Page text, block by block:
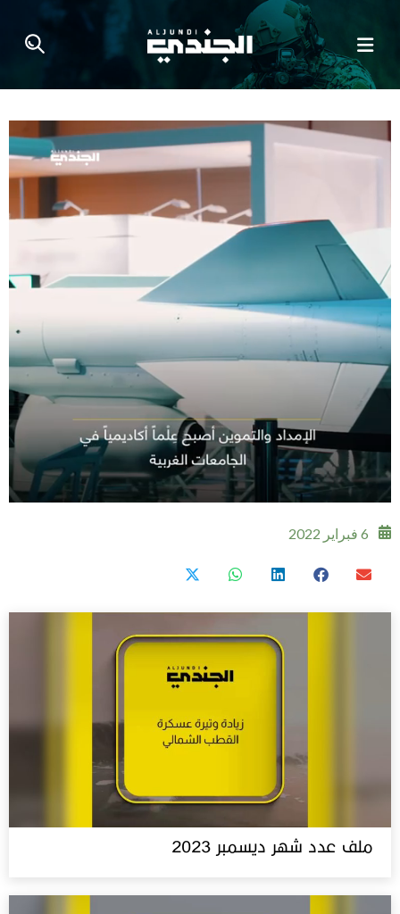
6 فبراير 2022
ملف عدد شهر ديسمبر 2023